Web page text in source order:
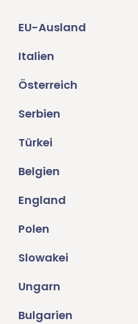
EU-Ausland
Italien
Österreich
Serbien
Türkei
Belgien
England
Polen
Slowakei
Ungarn
Bulgarien